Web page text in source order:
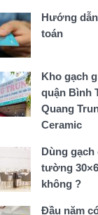
Hướng
toán
Kho gạch
quận Bình
Quang
Ceramic
Dùng gạch
tường
không ?
Đầu năm